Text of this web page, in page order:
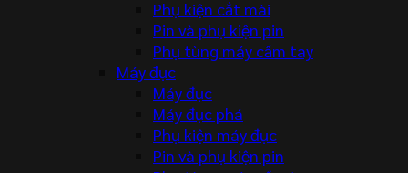
Phụ kiện cắt mài
Pin và phụ kiện pin
Phụ tùng máy cầm tay
Máy đục
Máy đục
Máy đục phá
Phụ kiện máy đục
Pin và phụ kiện pin